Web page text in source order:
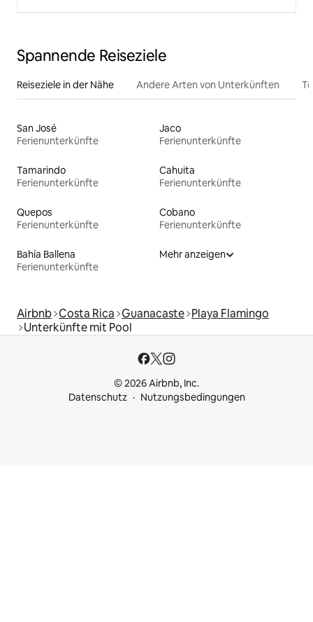
Spannende Reiseziele
Reiseziele in der Nähe Andere Arten von Unterkünften
San José
Ferienunterkünfte
Jaco
Ferienunterkünfte
Tamarindo
Ferienunterkünfte
Cahuita
Ferienunterkünfte
Quepos
Ferienunterkünfte
Cobano
Ferienunterkünfte
Bahía Ballena
Ferienunterkünfte
Mehr anzeigen
Airbnb Costa Rica Guanacaste Playa Flamingo
Unterkünfte mit Pool
© 2026 Airbnb, Inc.
Datenschutz
Nutzungsbedingungen